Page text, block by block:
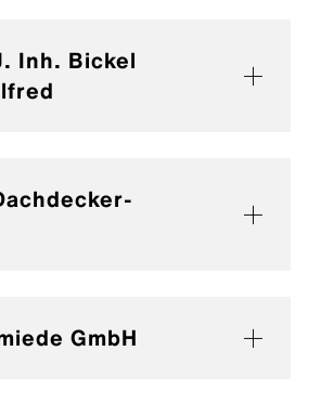
Inh. Bickel
GmbH